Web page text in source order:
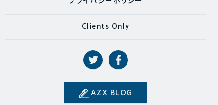
Clients Only
AZX BLOG